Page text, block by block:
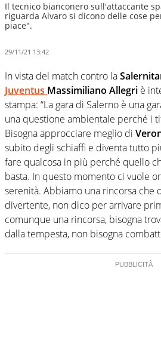
Il tecnico bianconero sull'attaccante
riguarda Alvaro si dicono delle cose
piace".
29/11/21 13:42
In vista del match contro la
Juventus Massimiliano Allegri è
stampa: “La gara di Salerno è una
una questione ambientale perché i
Bisogna approcciare meglio di
subito degli schiaffi e diventa tutto
fare qualcosa in più perché quello
basta. In questo momento ci vuole
serenità. Abbiamo una rincorsa che
divertente, non dico per arrivare
comunque una rincorsa, bisogna
dalla tempesta, non bisogna